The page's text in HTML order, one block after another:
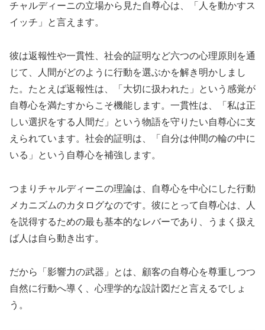
チャルディーニの立場から見た自尊心は、「人を動かすス
イッチ」と言えます。
彼は返報性や一貫性、社会的証明など六つの心理原則を通
じて、人間がどのように行動を選ぶかを解き明かしまし
た。たとえば返報性は、「大切に扱われた」という感覚が
自尊心を満たすからこそ機能します。一貫性は、「私は正
しい選択をする人間だ」という物語を守りたい自尊心に支
えられています。社会的証明は、「自分は仲間の輪の中に
いる」という自尊心を補強します。
つまりチャルディーニの理論は、自尊心を中心にした行動
メカニズムのカタログなのです。彼にとって自尊心は、人
を説得するための最も基本的なレバーであり、うまく扱え
ば人は自ら動き出す。
だから「影響力の武器」とは、顧客の自尊心を尊重しつつ
自然に行動へ導く、心理学的な設計図だと言えるでしょ
う。